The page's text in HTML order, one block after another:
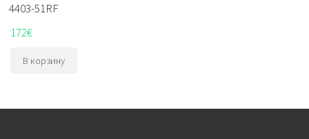
4403-51RF
172€
В корзину